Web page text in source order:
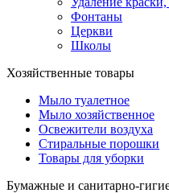
Фонтаны
Церкви
Школы
Хозяйственные товары
Мыло туалетное
Мыло хозяйственное
Освежители воздуха
Стиральные порошки
Товары для уборки
Бумажные и санитарно-